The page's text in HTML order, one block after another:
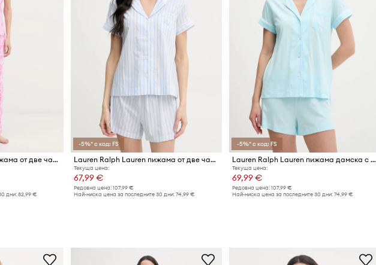
Lauren Ralph Lauren пижама от две части дамска с памук
дни: 82,99 €
-5%* с код: FS
Lauren Ralph Lauren пижама от две части дамска с вискоза
Текуща цена:
67,99 €
Редовна цена: 107,99 €
Най-ниска цена за последните 30 дни: 74,99 €
-5%* с код: FS
Lauren Ralph Lauren пижама дамска с памук
Текуща цена:
69,99 €
Редовна цена: 107,99 €
Най-ниска цена за последните 30 дни: 74,99 €